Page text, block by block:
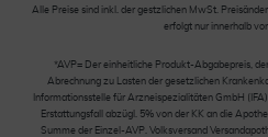
Alle Preise sind inkl. der gestzlichen MwSt.
erfolgt nur innerhalb
*AVP= Der einheitliche Produkt-Abgabepreis,
Abrechnung zu Lasten der gesetzlichen
Informationsstelle für Arzneispezialitäten GmbH
Erstattungsfall abzügl. 5% von der KK an die
Summe der Einzel-AVP. Volksversand